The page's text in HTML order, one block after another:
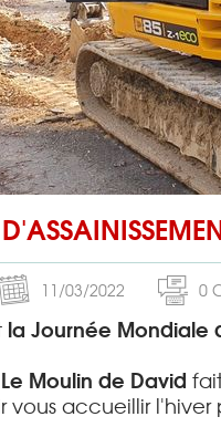
11/03/2022 0
la Journée Mondiale
Moulin de David
vous accueillir l'hiver